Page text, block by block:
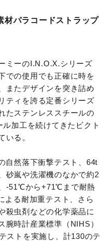
材パラコードストラップ
ミーのI.N.O.X.シリーズ
での使用でも正確に時を
またデザインを突き詰め
ティを誇る定番シリーズ
たステンレススチールの
加工を続けてきたビクト
いる。
自然落下衝撃テスト、64t
砂嵐や洗濯機のなかで約2
-51℃から+71℃まで耐熱
よる耐加重テスト、さら
殺虫剤などの化学薬品に
腕時計産業標準（NIHS）
ストを実施し、計130のテ